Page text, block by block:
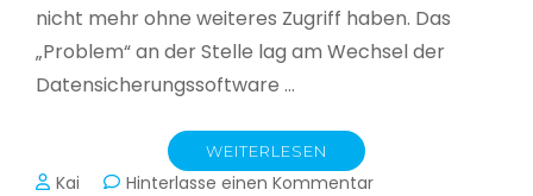
nicht mehr ohne weiteres Zugriff haben. Das
„Problem“ an der Stelle lag am Wechsel der
Datensicherungssoftware …
WEITERLESEN
Kai Hinterlasse einen Kommentarzu